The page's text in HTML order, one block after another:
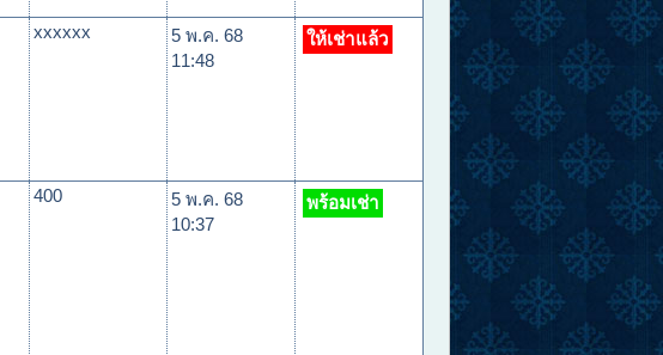
xxxxxx
5 พ.ค. 68
11:48
ให้เช่าแล้ว
400
5 พ.ค. 68
10:37
พร้อมเช่า